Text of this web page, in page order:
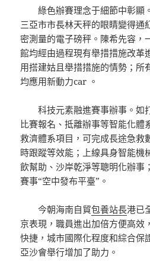
綠色辦賽理念于細節中彰顯
三亞市市長林天秤的眼睛變得通
密測量的電子磅秤。陳希先容，
館均經由過程現有舉措措施改革
用搭建姑且舉措措施的情勢；所
均應用新動力car 。
科技元素融進賽事辦事。如
比賽報名、抵離辦事等智能化體
救濟體系項目，可完成長途急救
時跟蹤等效能；上線具身智能機
飲幫助、沙岸乾淨等聰明化辦事
賽事“空中發布平臺”。
今朝海南自貿包養站長港已
京表現，職員進出加倍方便高效
快捷，城市國際化程度和綜合保
亞沙會舉行增加了助力。